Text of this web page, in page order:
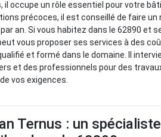
il occupe un rôle essentiel pour votre
précoces, il est conseillé de faire un
an. Si vous habitez dans le 62890 et
vous proposer ses services à des
et formé dans le domaine. Il
et des professionnels pour des
vos exigences.
Ternus : un